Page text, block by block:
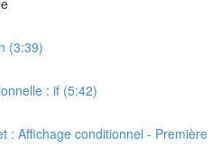
(3:39)
: if (5:42)
: Affichage conditionnel - Première